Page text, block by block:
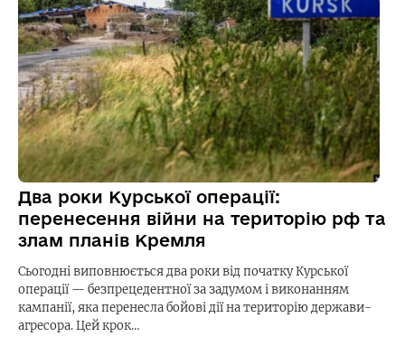
Два роки Курської операції:
перенесення війни на територію рф та
злам планів Кремля
Сьогодні виповнюється два роки від початку Курської
операції — безпрецедентної за задумом і виконанням
кампанії, яка перенесла бойові дії на територію держави-
агресора. Цей крок…